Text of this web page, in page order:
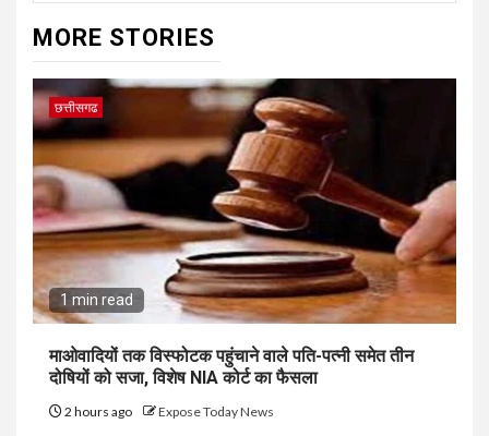
MORE STORIES
छत्तीसगढ
1 min read
माओवादियों तक विस्फोटक पहुंचाने वाले पति-पत्नी समेत तीन
दोषियों को सजा, विशेष NIA कोर्ट का फैसला
2 hours ago Expose Today News